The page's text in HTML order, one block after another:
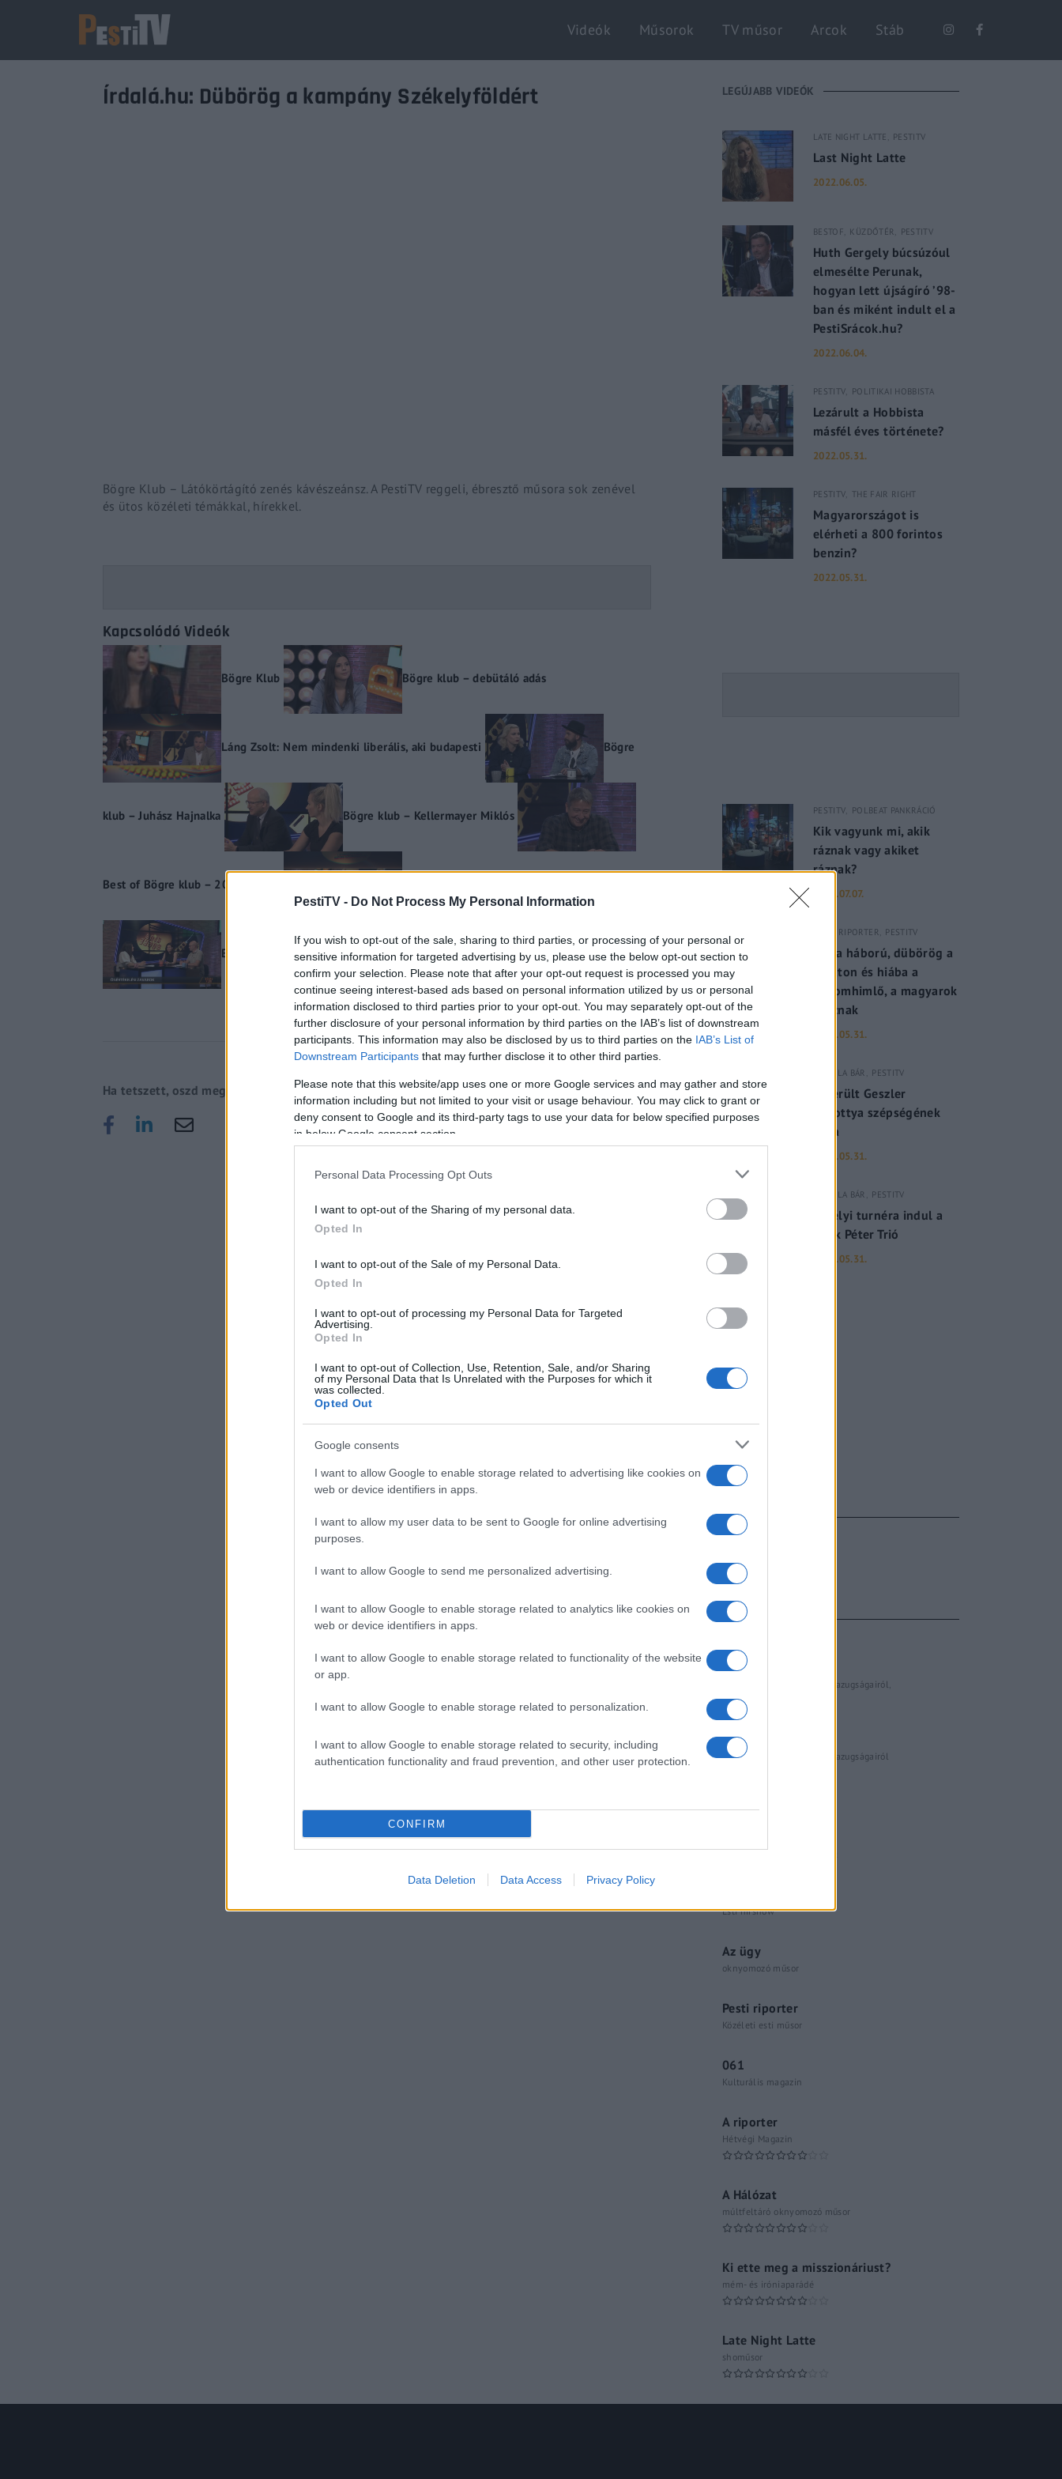
PestiTV - Do Not Process My Personal Information
If you wish to opt-out of the sale, sharing to third parties, or processing of your personal or
sensitive information for targeted advertising by us, please use the below opt-out section to
confirm your selection. Please note that after your opt-out request is processed you may
continue seeing interest-based ads based on personal information utilized by us or personal
information disclosed to third parties prior to your opt-out. You may separately opt-out of the
further disclosure of your personal information by third parties on the IAB’s list of downstream
participants. This information may also be disclosed by us to third parties on the IAB’s List of
Downstream Participants that may further disclose it to other third parties.
Please note that this website/app uses one or more Google services and may gather and store
information including but not limited to your visit or usage behaviour. You may click to grant or
deny consent to Google and its third-party tags to use your data for below specified purposes
in below Google consent section.
Personal Data Processing Opt Outs
I want to opt-out of the Sharing of my personal data.
Opted In
I want to opt-out of the Sale of my Personal Data.
Opted In
I want to opt-out of processing my Personal Data for Targeted
Advertising.
Opted In
I want to opt-out of Collection, Use, Retention, Sale, and/or Sharing
of my Personal Data that Is Unrelated with the Purposes for which it
was collected.
Opted Out
Google consents
I want to allow Google to enable storage related to advertising like cookies on
web or device identifiers in apps.
I want to allow my user data to be sent to Google for online advertising
purposes.
I want to allow Google to send me personalized advertising.
I want to allow Google to enable storage related to analytics like cookies on
web or device identifiers in apps.
I want to allow Google to enable storage related to functionality of the website
or app.
I want to allow Google to enable storage related to personalization.
I want to allow Google to enable storage related to security, including
authentication functionality and fraud prevention, and other user protection.
CONFIRM
Data Deletion Data Access Privacy Policy
Videók Műsorok TV műsor Arcok Stáb
Írdalá.hu: Dübörög a kampány Székelyföldért
Bögre Klub – Látókörtágító zenés kávészeánsz. A PestiTV reggeli, ébresztő műsora sok zenével
és ütos közéleti témákkal, hírekkel.
Kapcsolódó Videók
Bögre Klub Bögre klub – debütáló adás
Láng Zsolt: Nem mindenki liberális, aki budapesti Bögre
klub – Juhász Hajnalka Bögre klub – Kellermayer Miklós
Best of Bögre klub – 2020.09.26
Bögre klub – Miko Hilda
Ha tetszett, oszd meg!
LEGÚJABB VIDEÓK
LATE NIGHT LATTE PESTITV
Last Night Latte
2022.06.05.
BESTOF KÜZDŐTÉR PESTITV
Huth Gergely búcsúzóul
elmesélte Perunak,
hogyan lett újságíró ’98-
ban és miként indult el a
PestiSrácok.hu?
2022.06.04.
PESTITV POLITIKAI HOBBISTA
Lezárult a Hobbista
másfél éves története?
2022.05.31.
PESTITV THE FAIR RIGHT
Magyarországot is
elérheti a 800 forintos
benzin?
2022.05.31.
PESTITV POLBEAT PANKRÁCIÓ
Kik vagyunk mi, akik
ráznak vagy akiket
ráznak?
2022.07.07.
PESTI RIPORTER PESTITV
Dúl a háború, dübörög a
Balaton és hiába a
majomhimlő, a magyarok
utaznak
2022.05.31.
GERILLA BÁR PESTITV
Kiderült Geszler
Dorottya szépségének
titka
2022.05.31.
GERILLA BÁR PESTITV
Erdélyi turnéra indul a
Sárik Péter Trió
2022.05.31.
FŐCÍM
AJÁNLOTT VIDEÓK
Libernyákok
elemző műsor a baloldal hazugságairól
Görbe tükör a baloldalról
Számok és tények
elemző műsor a baloldal hazugságairól
talk-show
Hópelyhek olvadása
Esti hírshow
Az ügy
oknyomozó műsor
Pesti riporter
Közéleti esti műsor
061
Kulturális magazin
A riporter
Hétvégi Magazin
A Hálózat
múltfeltáró oknyomozó műsor
Ki ette meg a misszionáriust?
mém- és iróniaparádé
Late Night Latte
shoműsor
Login Register
Lost Your Password?